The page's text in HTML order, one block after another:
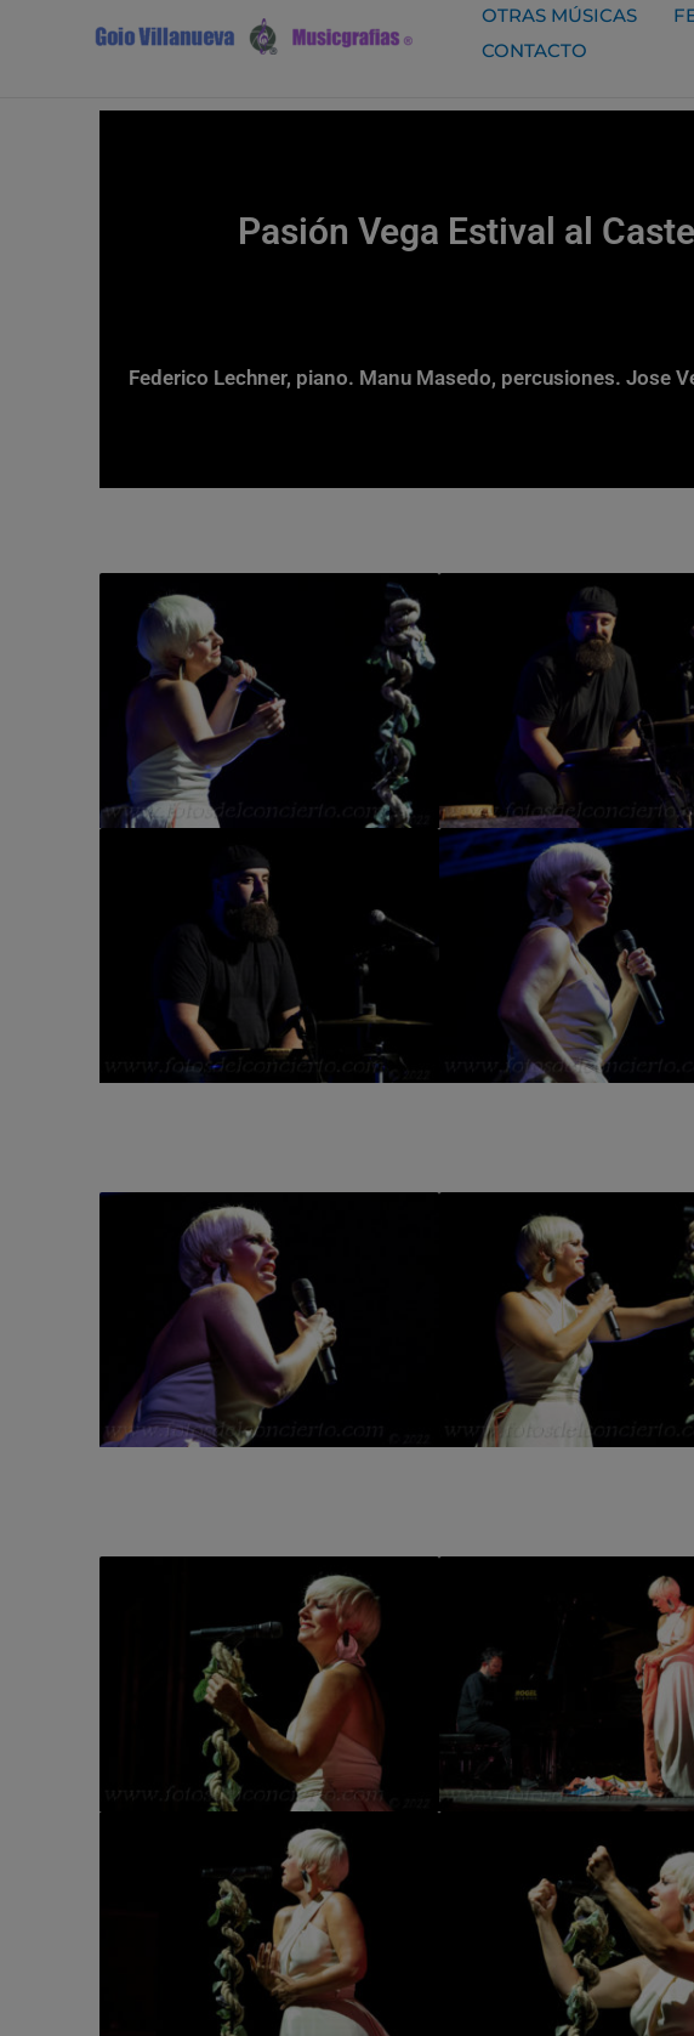
OTRAS MÚSICAS
CONTACTO
Pasión Vega Estival al
Federico Lechner, piano. Manu Masedo, percusiones. Jose